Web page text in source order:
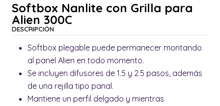
Softbox Nanlite con Grilla para
Alien 300C
DESCRIPCIÓN
Softbox plegable puede permanecer montando
al panel Alien en todo momento.
Se incluyen difusores de 1.5 y 2.5 pasos, además
de una rejilla tipo panal.
Mantiene un perfil delgado y mientras